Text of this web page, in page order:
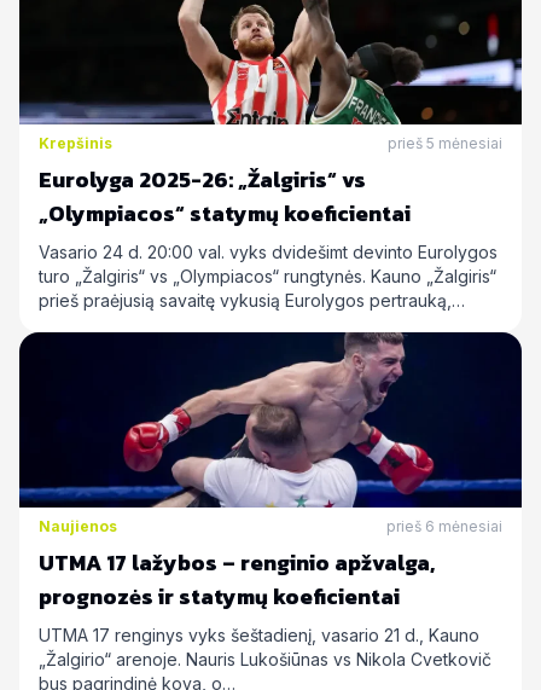
Krepšinis prieš 5 mėnesiai
Eurolyga 2025-26: „Žalgiris“ vs
„Olympiacos“ statymų koeficientai
Vasario 24 d. 20:00 val. vyks dvidešimt devinto Eurolygos
turo „Žalgiris“ vs „Olympiacos“ rungtynės. Kauno „Žalgiris“
prieš praėjusią savaitę vykusią Eurolygos pertrauką,…
Naujienos prieš 6 mėnesiai
UTMA 17 lažybos – renginio apžvalga,
prognozės ir statymų koeficientai
UTMA 17 renginys vyks šeštadienį, vasario 21 d., Kauno
„Žalgirio“ arenoje. Nauris Lukošiūnas vs Nikola Cvetkovič
bus pagrindinė kova, o…